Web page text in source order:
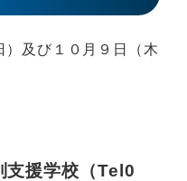
及び１０月９日（木
支援学校（Tel0